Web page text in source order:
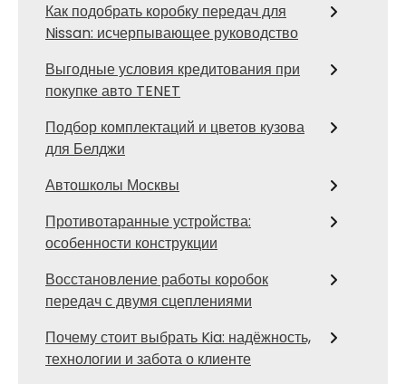
Как подобрать коробку передач для
Nissan: исчерпывающее руководство
Выгодные условия кредитования при
покупке авто TENET
Подбор комплектаций и цветов кузова
для Белджи
Автошколы Москвы
Противотаранные устройства:
особенности конструкции
Восстановление работы коробок
передач с двумя сцеплениями
Почему стоит выбрать Kia: надёжность,
технологии и забота о клиенте